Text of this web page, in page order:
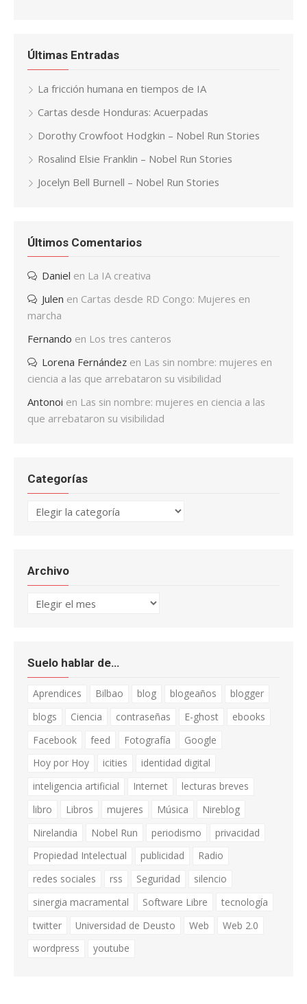
Últimas Entradas
La fricción humana en tiempos de IA
Cartas desde Honduras: Acuerpadas
Dorothy Crowfoot Hodgkin – Nobel Run Stories
Rosalind Elsie Franklin – Nobel Run Stories
Jocelyn Bell Burnell – Nobel Run Stories
Últimos Comentarios
Daniel en La IA creativa
Julen en Cartas desde RD Congo: Mujeres en
marcha
Fernando en Los tres canteros
Lorena Fernández en Las sin nombre: mujeres en
ciencia a las que arrebataron su visibilidad
Antonoi en Las sin nombre: mujeres en ciencia a las
que arrebataron su visibilidad
Categorías
Categorías
Archivo
Archivo
Suelo hablar de…
Aprendices Bilbao blog blogeaños
blogger
blogs
Ciencia contraseñas E-ghost
ebooks
Facebook
feed Fotografía
Google
Hoy por Hoy
icities
identidad digital
inteligencia artificial
Internet
lecturas breves
libro
Libros mujeres Música
Nireblog
Nirelandia
Nobel Run periodismo
privacidad
Propiedad Intelectual
publicidad
Radio
redes sociales
rss Seguridad
silencio
sinergia macramental
Software Libre
tecnología
twitter
Universidad de Deusto Web
Web 2.0
wordpress
youtube